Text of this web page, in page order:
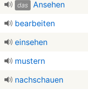
das Ansehen
bearbeiten
einsehen
mustern
nachschauen